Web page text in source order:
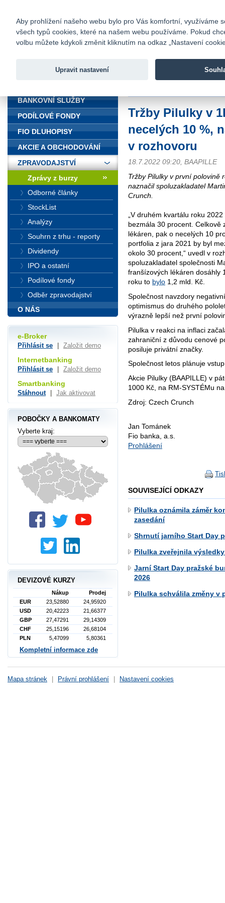
Fio banka
Fio banka
Tržby Pilulky v
necelých 10 %,
v rozhovoru
18.7.2022 09:20, BAAPILLE
Tržby Pilulky v první polovině
naznačil spoluzakladatel
Crunch.
„V druhém kvartálu roku
bezmála 30 procent.
lékáren, pak o necelých 10
portfolia z jara 2021 by byl
okolo 30 procent,“ uvedl v
spoluzakladatel společnosti
franšízových lékáren dosáhly
roku to bylo 1,2 mld. Kč.
Společnost navzdory
optimismus do druhého
výrazně lepší než první
Pilulka v reakci na inflaci
zahraniční z důvodu cenové
posiluje privátní značky.
Společnost letos plánuje
Akcie Pilulky (BAAPILLE) v
1000 Kč, na RM-SYSTÉMu
Zdroj: Czech Crunch
Jan Tománek
Fio banka, a.s.
Prohlášení
SOUVISEJÍCÍ ODKAZY
Pilulka oznámila záměr
zasedání
Shrnutí jarního Start Day
Pilulka zveřejnila
Jarní Start Day pražské
2026
Pilulka schválila změny v
BANKOVNÍ SLUŽBY
PODÍLOVÉ FONDY
FIO DLUHOPISY
AKCIE A OBCHODOVÁNÍ
ZPRAVODAJSTVÍ
Zprávy z burzy
Odborné články
StockList
Analýzy
Souhrn z trhu - reporty
Dividendy
IPO a ostatní
Podílové fondy
Odběr zpravodajství
O NÁS
e-Broker
Přihlásit se Založit demo
Internetbanking
Přihlásit se Založit demo
Smartbanking
Stáhnout Jak aktivovat
POBOČKY A BANKOMATY
Vyberte kraj:
DEVIZOVÉ KURZY
Nákup
Prodej
EUR
23,52880
24,95920
USD
20,42223
21,66377
GBP
27,47291
29,14309
CHF
25,15196
26,68104
PLN
5,47099 5,80361
Kompletní informace zde
Mapa stránek Právní prohlášení Nastavení cookies
Aby prohlížení našeho webu bylo pro Vás komfortní, využíváme
všech typů cookies, které na našem webu používáme. Pokud
volbu můžete kdykoli změnit kliknutím na odkaz „Nastavení
Upravit nastavení